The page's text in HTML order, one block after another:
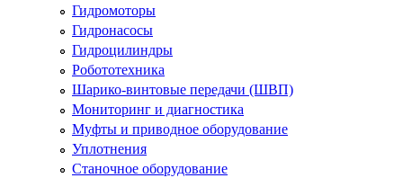
Гидромоторы
Гидронасосы
Гидроцилиндры
Робототехника
Шарико-винтовые передачи (ШВП)
Мониторинг и диагностика
Муфты и приводное оборудование
Уплотнения
Станочное оборудование